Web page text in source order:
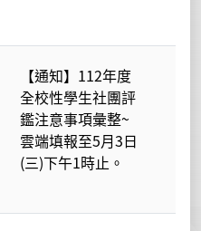
【通知】112年度
全校性學生社團評
鑑注意事項彙整~
雲端填報至5月3日
(三)下午1時止。